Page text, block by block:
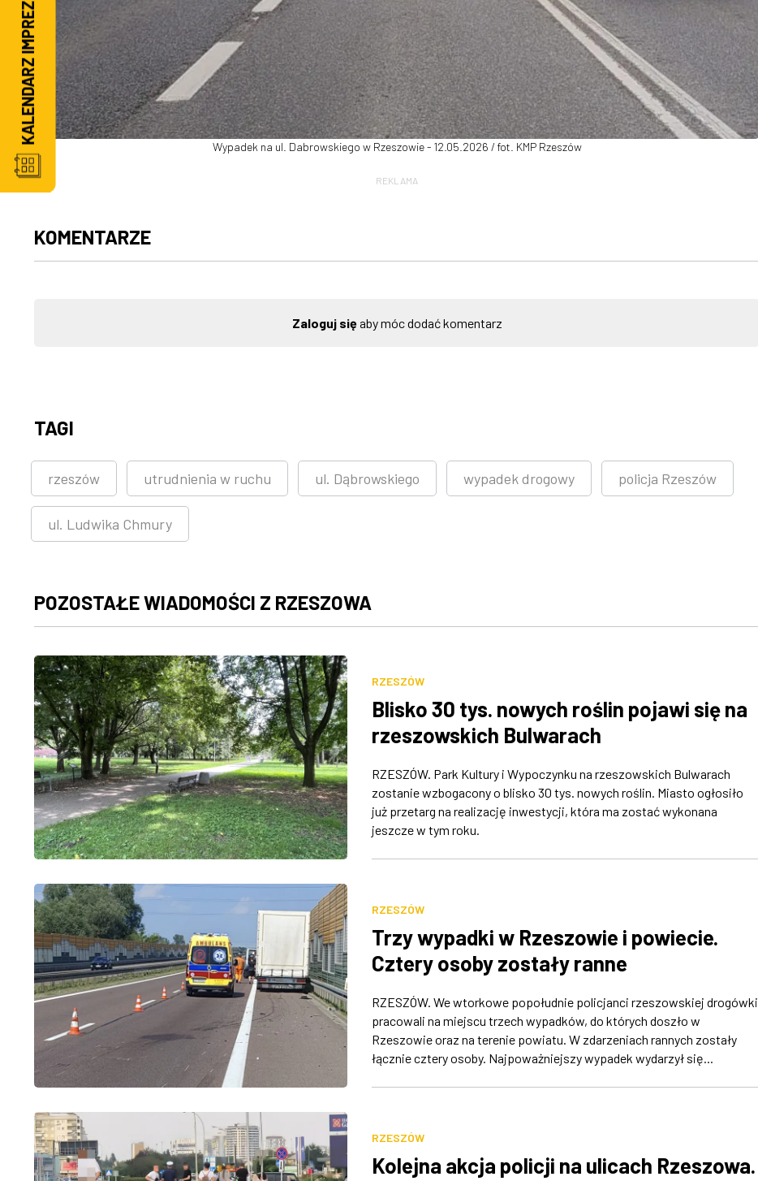
Wypadek na ul. Dabrowskiego w Rzeszowie - 12.05.2026 / fot. KMP Rzeszów
REKLAMA
KOMENTARZE
Zaloguj sięaby móc dodać komentarz
TAGI
rzeszów utrudnienia w ruchu ul. Dąbrowskiego wypadek drogowy policja Rzeszów
ul. Ludwika Chmury
POZOSTAŁE WIADOMOŚCI Z RZESZOWA
RZESZÓW
Blisko 30 tys. nowych roślin pojawi się na
rzeszowskich Bulwarach
RZESZÓW. Park Kultury i Wypoczynku na rzeszowskich Bulwarach
zostanie wzbogacony o blisko 30 tys. nowych roślin. Miasto ogłosiło
już przetarg na realizację inwestycji, która ma zostać wykonana
jeszcze w tym roku.
RZESZÓW
Trzy wypadki w Rzeszowie i powiecie.
Cztery osoby zostały ranne
RZESZÓW. We wtorkowe popołudnie policjanci rzeszowskiej drogówki
pracowali na miejscu trzech wypadków, do których doszło w
Rzeszowie oraz na terenie powiatu. W zdarzeniach rannych zostały
łącznie cztery osoby. Najpoważniejszy wypadek wydarzył się...
RZESZÓW
Kolejna akcja policji na ulicach Rzeszowa.
KALENDARZ IMPREZ